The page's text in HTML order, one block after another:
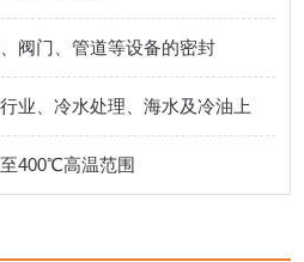
阀门、管道等设备的密封
业、冷水处理、海水及冷油上
400℃高温范围